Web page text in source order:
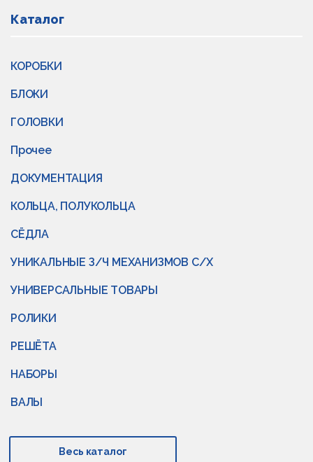
Каталог
КОРОБКИ
БЛОКИ
ГОЛОВКИ
Прочее
ДОКУМЕНТАЦИЯ
КОЛЬЦА, ПОЛУКОЛЬЦА
СЁДЛА
УНИКАЛЬНЫЕ З/Ч МЕХАНИЗМОВ С/Х
УНИВЕРСАЛЬНЫЕ ТОВАРЫ
РОЛИКИ
РЕШЁТА
НАБОРЫ
ВАЛЫ
Весь каталог